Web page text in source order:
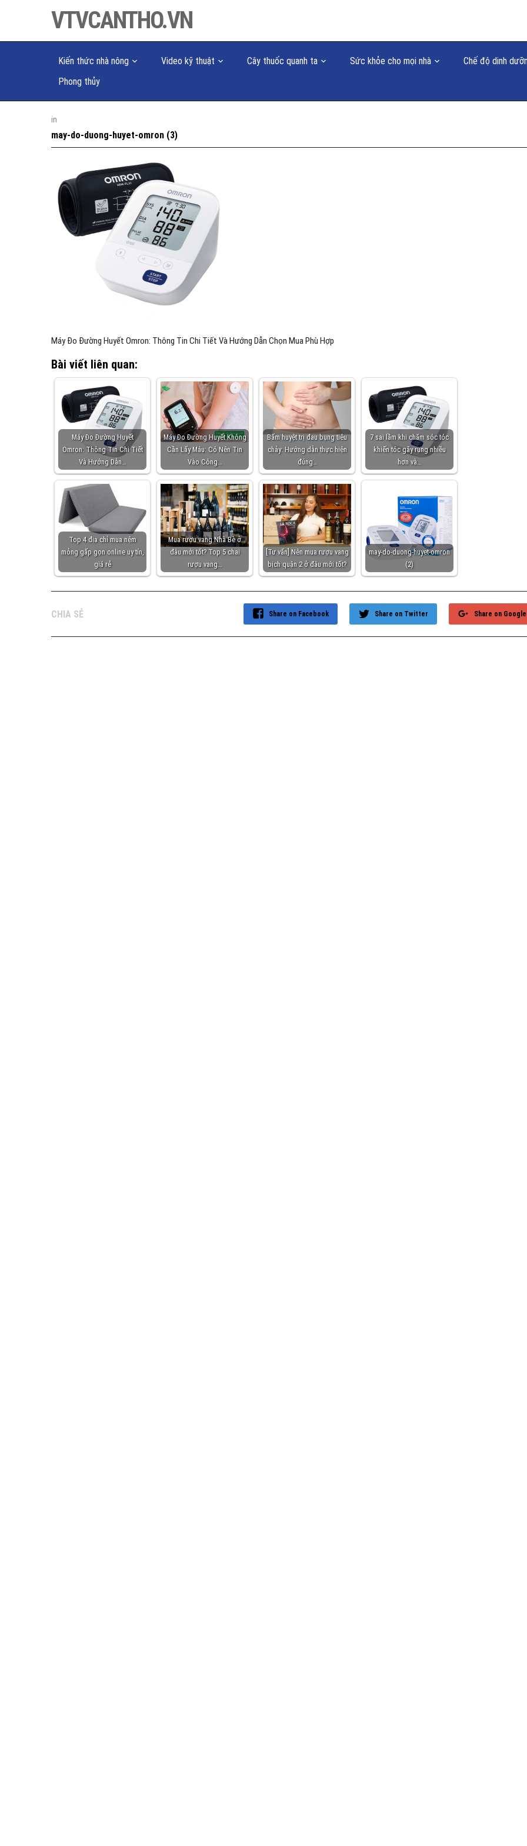
VTVCANTHO.VN
Kiến thức nhà nông Video kỹ thuật Cây thuốc quanh ta Sức khỏe cho mọi nhà
Chế độ dinh
Phong thủy
in
may-do-duong-huyet-omron (3)
Máy Đo Đường Huyết Omron: Thông Tin Chi Tiết Và Hướng Dẫn Chọn Mua Phù Hợp
Bài viết liên quan:
Máy Đo Đường Huyết
Omron: Thông Tin Chi Tiết
Và Hướng Dẫn…
Máy Đo Đường Huyết Không
Cần Lấy Máu: Có Nên Tin
Vào Công…
Bấm huyệt trị đau bụng tiêu
chảy: Hướng dẫn thực hiện
đúng…
7 sai lầm khi chăm sóc tóc
khiến tóc gãy rụng nhiều
hơn và…
Top 4 địa chỉ mua nệm
mỏng gấp gọn online uy tín,
giá rẻ
Mua rượu vang Nhà Bè ở
đâu mới tốt? Top 5 chai
rượu vang…
[Tư vấn] Nên mua rượu vang
bịch quận 2 ở đâu mới tốt?
may-do-duong-huyet-omron
(2)
CHIA SẺ Share on
Share on Twitter
Share on Facebook